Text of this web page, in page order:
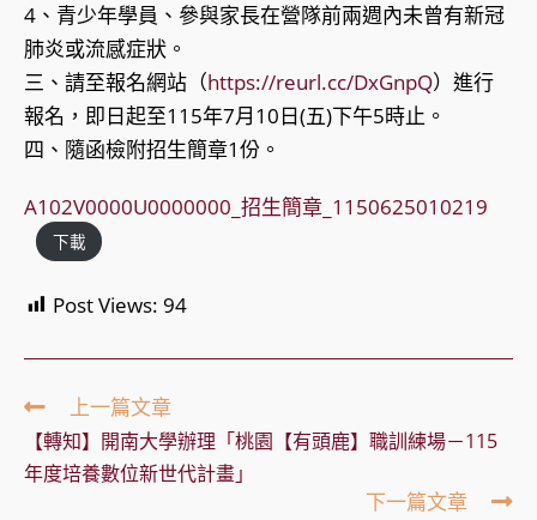
4、青少年學員、參與家長在營隊前兩週內未曾有新冠
肺炎或流感症狀。
三、請至報名網站（https://reurl.cc/DxGnpQ）進行
報名，即日起至115年7月10日(五)下午5時止。
四、隨函檢附招生簡章1份。
A102V0000U0000000_招生簡章_1150625010219
下載
Post Views: 94
Read
more
articles
上一篇文章
【轉知】開南大學辦理「桃園【有頭鹿】職訓練場－115
年度培養數位新世代計畫」
下一篇文章